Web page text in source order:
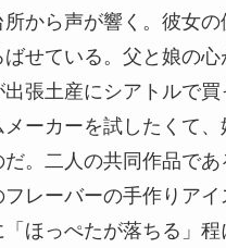
から声が響く。彼女の
ばせている。父と娘の
出張土産にシアトルで買
メーカーを試したくて
だ。二人の共同作品で
フレーバーの手作りアイ
ほっぺたが落ちる」程